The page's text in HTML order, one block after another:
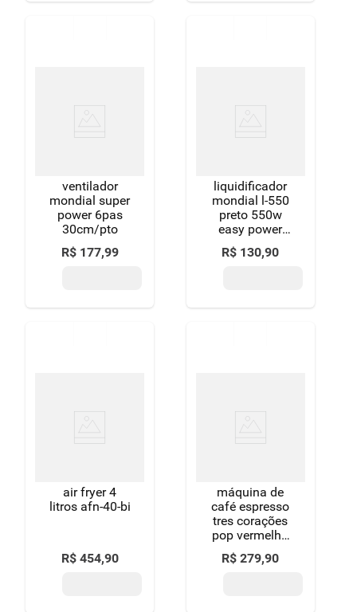
ventilador
mondial super
power 6pas
30cm/pto
R$ 177,99
liquidificador
mondial l-550
preto 550w
easy power
R$ 130,90
air fryer 4
litros afn-40-bi
R$ 454,90
máquina de
café espresso
tres corações
pop vermelha
R$ 279,90